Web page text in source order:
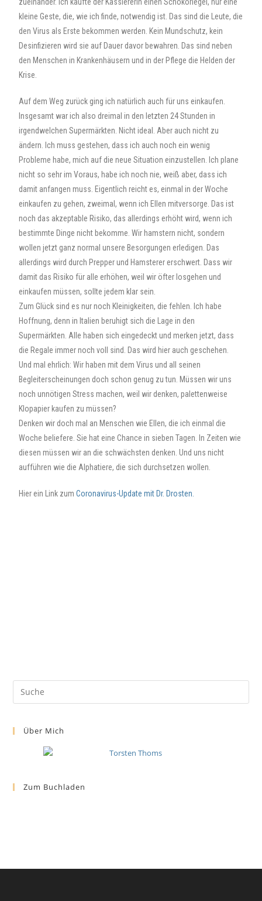
kleine Geste, die, wie ich finde, notwendig ist. Das sind die Leute, die
den Virus als Erste bekommen werden. Kein Mundschutz, kein
Desinfizieren wird sie auf Dauer davor bewahren. Das sind neben
den Menschen in Krankenhäusern und in der Pflege die Helden der
Krise.
Auf dem Weg zurück ging ich natürlich auch für uns einkaufen.
Insgesamt war ich also dreimal in den letzten 24 Stunden in
irgendwelchen Supermärkten. Nicht ideal. Aber auch nicht zu
ändern. Ich muss gestehen, dass ich auch noch ein wenig
Probleme habe, mich auf die neue Situation einzustellen. Ich plane
nicht so sehr im Voraus, habe ich noch nie, weiß aber, dass ich
damit anfangen muss. Eigentlich reicht es, einmal in der Woche
einkaufen zu gehen, zweimal, wenn ich Ellen mitversorge. Das ist
noch das akzeptable Risiko, das allerdings erhöht wird, wenn ich
bestimmte Dinge nicht bekomme. Wir hamstern nicht, sondern
wollen jetzt ganz normal unsere Besorgungen erledigen. Das
allerdings wird durch Prepper und Hamsterer erschwert. Dass wir
damit das Risiko für alle erhöhen, weil wir öfter losgehen und
einkaufen müssen, sollte jedem klar sein.
Zum Glück sind es nur noch Kleinigkeiten, die fehlen. Ich habe
Hoffnung, denn in Italien beruhigt sich die Lage in den
Supermärkten. Alle haben sich eingedeckt und merken jetzt, dass
die Regale immer noch voll sind. Das wird hier auch geschehen.
Und mal ehrlich: Wir haben mit dem Virus und all seinen
Begleiterscheinungen doch schon genug zu tun. Müssen wir uns
noch unnötigen Stress machen, weil wir denken, palettenweise
Klopapier kaufen zu müssen?
Denken wir doch mal an Menschen wie Ellen, die ich einmal die
Woche beliefere. Sie hat eine Chance in sieben Tagen. In Zeiten wie
diesen müssen wir an die schwächsten denken. Und uns nicht
aufführen wie die Alphatiere, die sich durchsetzen wollen.
Hier ein Link zumCoronavirus-Update mit Dr. Drosten.
Über Mich
Zum Buchladen